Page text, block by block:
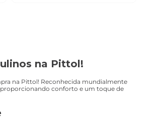
na Pittol!
na Pittol! Reconhecida mundialmente
proporcionando conforto e um toque de